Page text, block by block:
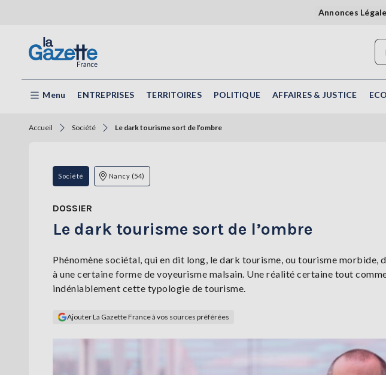
Annonces
Menu ENTREPRISES TERRITOIRES POLITIQUE AFFAIRES & JUSTICE
Accueil Société Le dark tourisme sort de l’ombre
Société Nancy (54)
DOSSIER
Le dark tourisme sort de l’ombre
Phénomène sociétal, qui en dit long, le dark tourisme, ou tourisme morbide,
à une certaine forme de voyeurisme malsain. Une réalité certaine tout
indéniablement cette typologie de tourisme.
Ajouter La Gazette France à vos sources préférées